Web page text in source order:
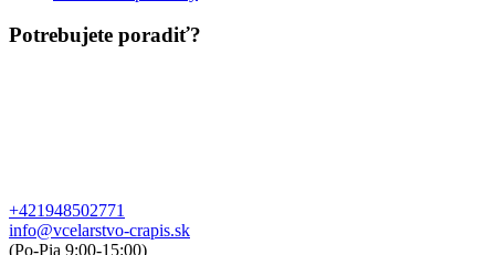
Potrebujete poradiť?
+421948502771
info@vcelarstvo-crapis.sk
(Po-Pia 9:00-15:00)